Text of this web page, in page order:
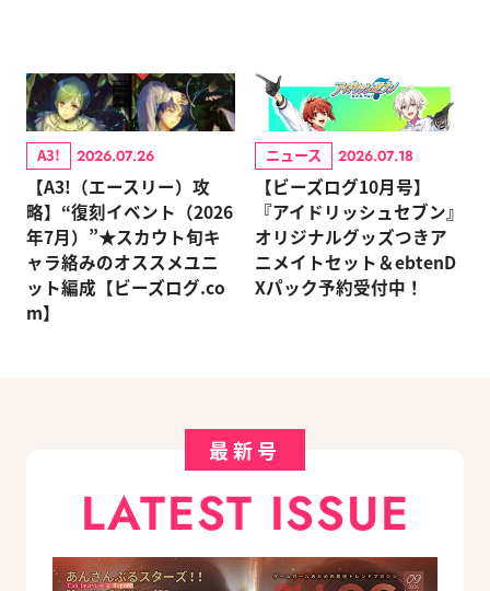
A3! 2026.07.26
【A3!（エースリー）攻
略】“復刻イベント（2026
年7月）”★スカウト旬キ
ャラ絡みのオススメユニ
ット編成【ビーズログ.co
m】
ニュース 2026.07.18
【ビーズログ10月号】
『アイドリッシュセブン』
オリジナルグッズつきア
ニメイトセット＆ebtenD
Xパック予約受付中！
最新号
LATEST ISSUE